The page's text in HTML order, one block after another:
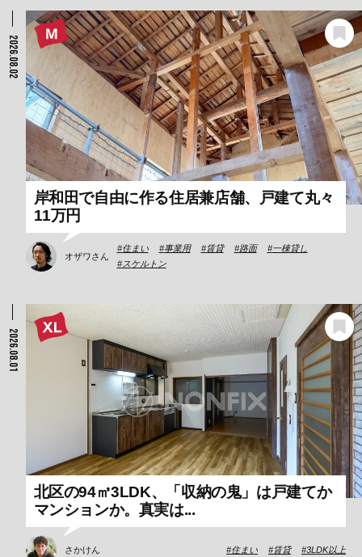
2026.08.02
岸和田で自由に作る住居兼店舗、戸建て丸々
11万円
オザワさん
住まい 事業用 賃貸 路面
一棟貸し
スケルトン
2026.08.01
北区の94㎡3LDK、「収納の鬼」は戸建てか
マンションか。真実は...
さかけん 住まい 賃貸 3LDK以上